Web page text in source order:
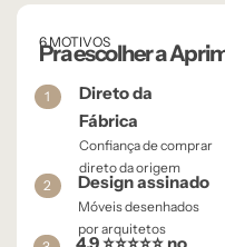
6 MOTIVOS
Pra escolher a
1
Direto da
Fábrica
Confiança de comprar
direto da origem
2 Design assinado
Móveis desenhados
por arquitetos